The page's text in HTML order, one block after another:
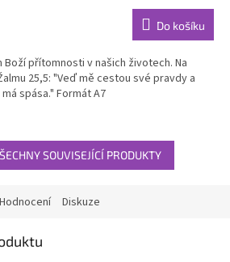
Do košíku
přítomnosti v našich životech. Na
25,5: "Veď mě cestou své pravdy a
spása." Formát A7
SOUVISEJÍCÍ PRODUKTY
Hodnocení Diskuze